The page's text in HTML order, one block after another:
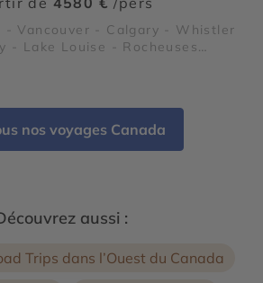
- Vancouver - Calgary - Whistler
- Lake Louise - Rocheuses
nos voyages Canada
aussi :
Trips dans l’Ouest du Canada